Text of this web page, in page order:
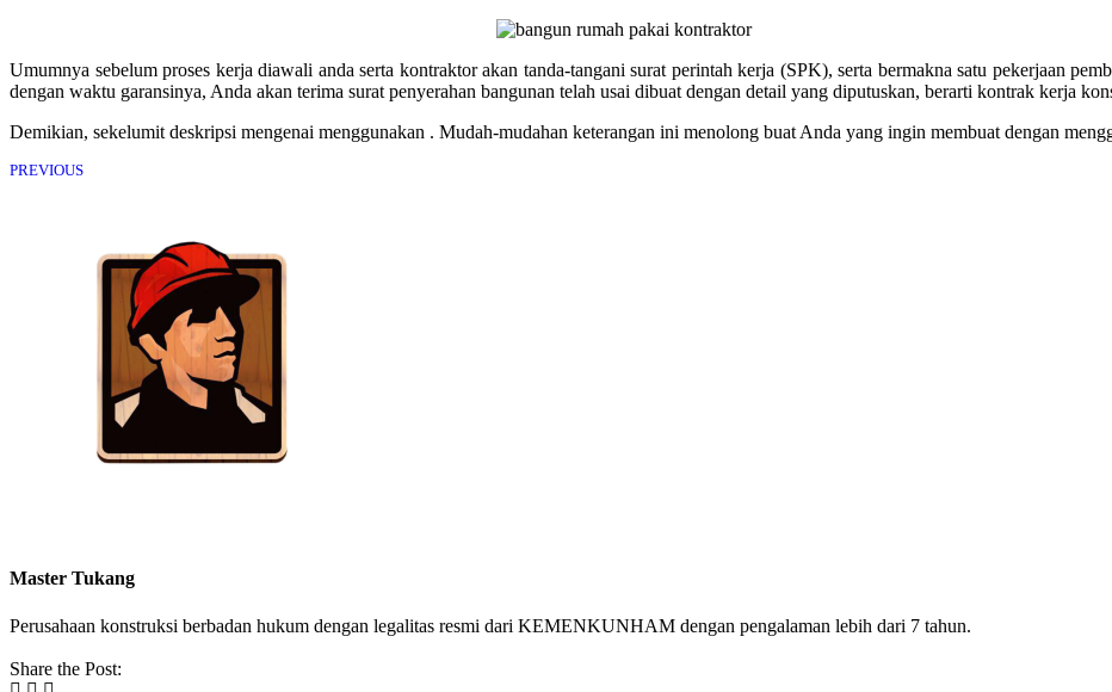
Umumnya sebelum proses kerja diawali anda serta kontraktor akan tanda-tangani surat perintah kerja (SPK), serta bermakna satu pekerjaan
dengan waktu garansinya, Anda akan terima surat penyerahan bangunan telah usai dibuat dengan detail yang diputuskan, berarti kontrak kerja
Demikian, sekelumit deskripsi mengenai menggunakan . Mudah-mudahan keterangan ini menolong buat Anda yang ingin membuat dengan
PREVIOUS
Master Tukang
Perusahaan konstruksi berbadan hukum dengan legalitas resmi dari KEMENKUNHAM dengan pengalaman lebih dari 7 tahun.
Share the Post: